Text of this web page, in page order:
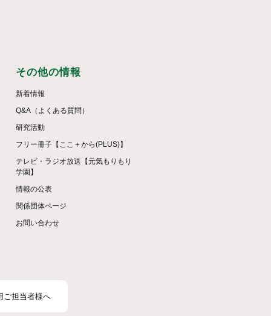
その他の情報
新着情報
Q&A（よくある質問）
研究活動
フリー冊子【ここ＋から(PLUS)】
テレビ・ラジオ放送【元気もりもり
学園】
情報の公表
関係団体ページ
お問い合わせ
ご担当者様へ